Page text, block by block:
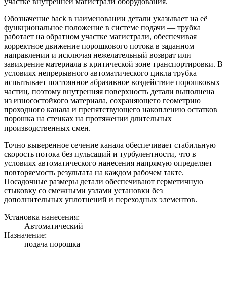
Обозначение back в наименовании детали указывает на её
функциональное положение в системе подачи — трубка
работает на обратном участке магистрали, обеспечивая
корректное движение порошкового потока в заданном
направлении и исключая нежелательный возврат или
завихрение материала в критической зоне транспортировки. В
условиях непрерывного автоматического цикла трубка
испытывает постоянное абразивное воздействие порошковых
частиц, поэтому внутренняя поверхность детали выполнена
из износостойкого материала, сохраняющего геометрию
проходного канала и препятствующего накоплению остатков
порошка на стенках на протяжении длительных
производственных смен.
Точно выверенное сечение канала обеспечивает стабильную
скорость потока без пульсаций и турбулентности, что в
условиях автоматического нанесения напрямую определяет
повторяемость результата на каждом рабочем такте.
Посадочные размеры детали обеспечивают герметичную
стыковку со смежными узлами установки без
дополнительных уплотнений и переходных элементов.
Установка нанесения:
Автоматический
Назначение:
подача порошка